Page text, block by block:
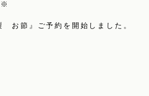
※
お節』ご予約を開始しました。